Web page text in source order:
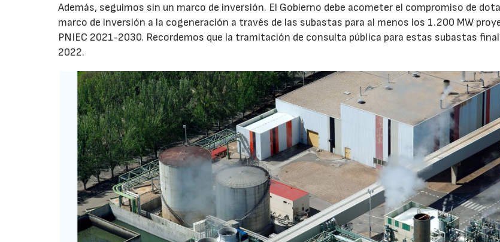
Además, seguimos sin un marco de inversión. El Gobierno debe acometer el compromiso de
marco de inversión a la cogeneración a través de las subastas para al menos los 1.200 MW
PNIEC 2021-2030. Recordemos que la tramitación de consulta pública para estas subastas
2022.